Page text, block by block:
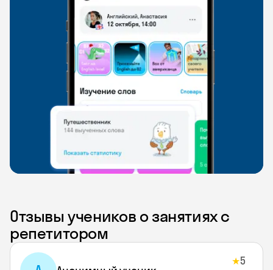
Отзывы учеников о занятиях с
репетитором
★5